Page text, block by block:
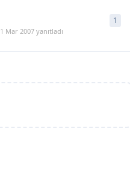
1 Mar 2007yanıtladı
1